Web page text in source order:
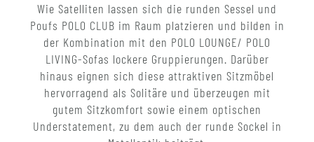
Wie Satelliten lassen sich die runden Sessel und
Poufs POLO CLUB im Raum platzieren und bilden in
der Kombination mit den POLO LOUNGE/ POLO
LIVING-Sofas lockere Gruppierungen. Darüber
hinaus eignen sich diese attraktiven Sitzmöbel
hervorragend als Solitäre und überzeugen mit
gutem Sitzkomfort sowie einem optischen
Understatement, zu dem auch der runde Sockel in